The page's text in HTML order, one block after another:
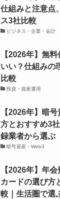
仕組みと注意点
ス3社比較
ビジネス・企業・会計
【2026年】無
いい？仕組みの
比較
投資・資産運用
【2026年】暗
方とおすすめ3
録業者から選ぶ
暗号資産・Web3
【2026年】年
カードの選び方
較｜生活圏で選